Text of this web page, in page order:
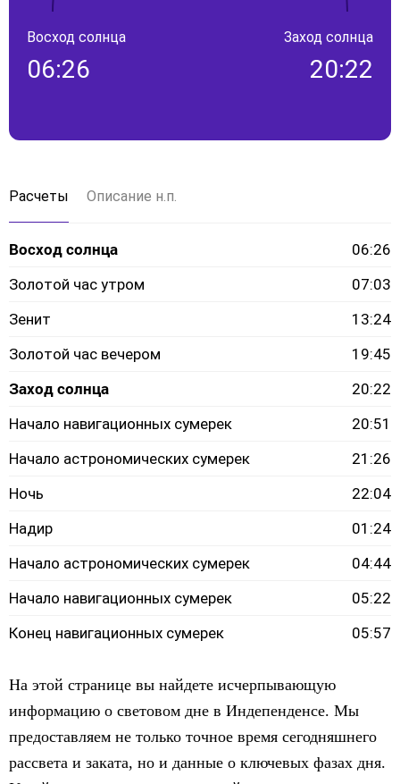
Восход солнца
06:26
Заход солнца
20:22
Расчеты Описание н.п.
Восход солнца
06:26
Золотой час утром
07:03
Зенит
13:24
Золотой час вечером
19:45
Заход солнца
20:22
Начало навигационных сумерек
20:51
Начало астрономических сумерек
21:26
Ночь
22:04
Надир
01:24
Начало астрономических сумерек
04:44
Начало навигационных сумерек
05:22
Конец навигационных сумерек
05:57
На этой странице вы найдете исчерпывающую
информацию о световом дне в Индепенденсе. Мы
предоставляем не только точное время сегодняшнего
рассвета и заката, но и данные о ключевых фазах дня.